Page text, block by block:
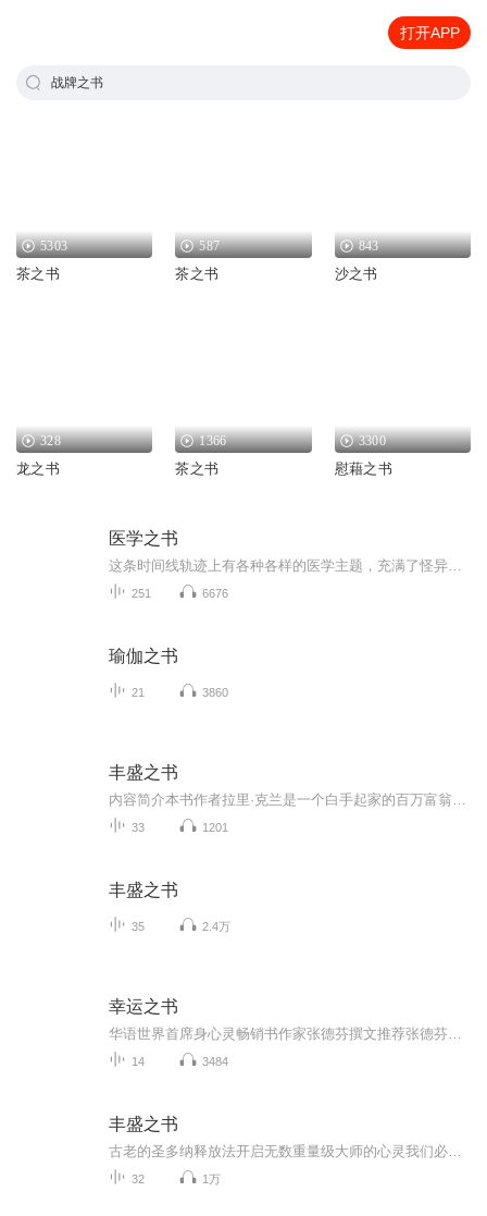
打开APP
战牌之书
5303
茶之书
587
茶之书
843
沙之书
328
龙之书
1366
茶之书
3300
慰藉之书
医学之书
251 6676
瑜伽之书
21 3860
丰盛之书
33 1201
丰盛之书
35 2.4万
幸运之书
14 3484
丰盛之书
32 1万